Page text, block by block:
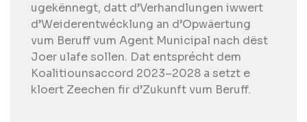
ugekënnegt, datt d’Verhandlungen iwwert
d’Weiderentwécklung an d’Opwäertung
vum Beruff vum Agent Municipal nach dëst
Joer ulafe sollen. Dat entsprécht dem
Koalitiounsaccord 2023–2028 a setzt e
kloert Zeechen fir d’Zukunft vum Beruff.